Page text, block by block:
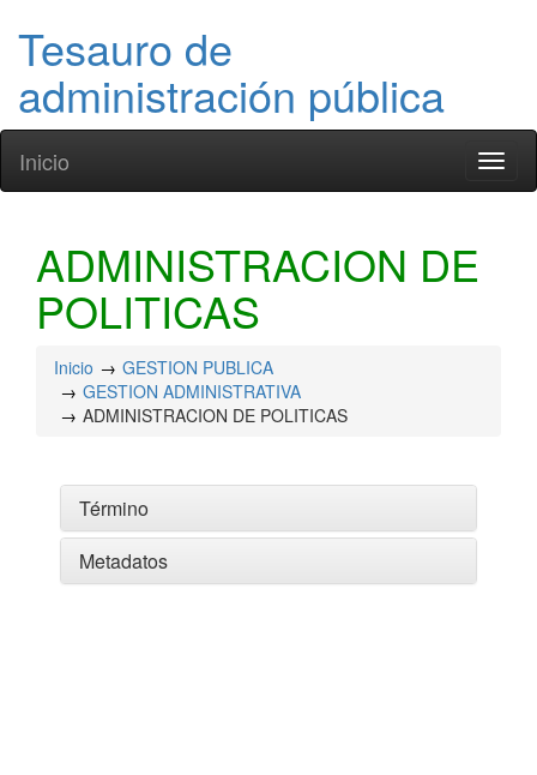
Tesauro de
administración pública
Inicio
ADMINISTRACION DE
POLITICAS
Inicio
GESTION PUBLICA
GESTION ADMINISTRATIVA
ADMINISTRACION DE POLITICAS
Término
Metadatos